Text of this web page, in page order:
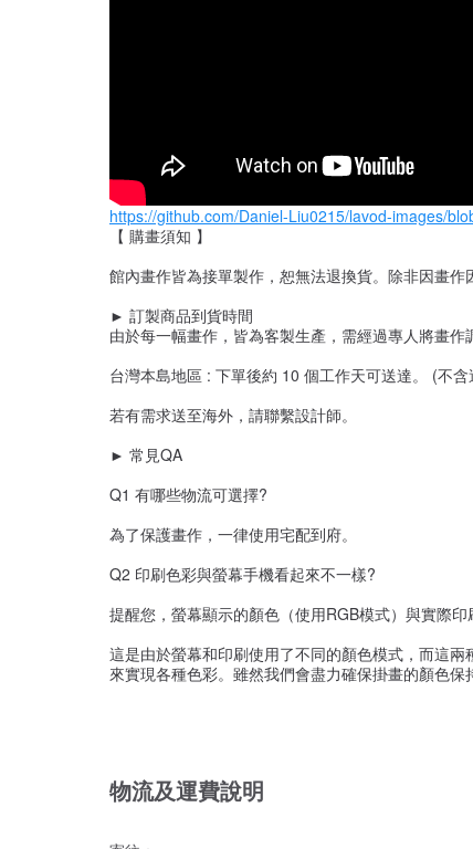
https://github.com/Daniel-Liu0215/lavod-images/
【 購畫須知 】
館內畫作皆為接單製作，恕無法退換貨。除非因畫作
► 訂製商品到貨時間
由於每一幅畫作，皆為客製生產，需經過專人將畫
台灣本島地區 : 下單後約 10 個工作天可送達。 (不
若有需求送至海外，請聯繫設計師。
► 常見QA
Q1 有哪些物流可選擇?
為了保護畫作，一律使用宅配到府。
Q2 印刷色彩與螢幕手機看起來不一樣?
提醒您，螢幕顯示的顏色（使用RGB模式）與實際
這是由於螢幕和印刷使用了不同的顏色模式，而這
來實現各種色彩。雖然我們會盡力確保掛畫的顏色
物流及運費說明